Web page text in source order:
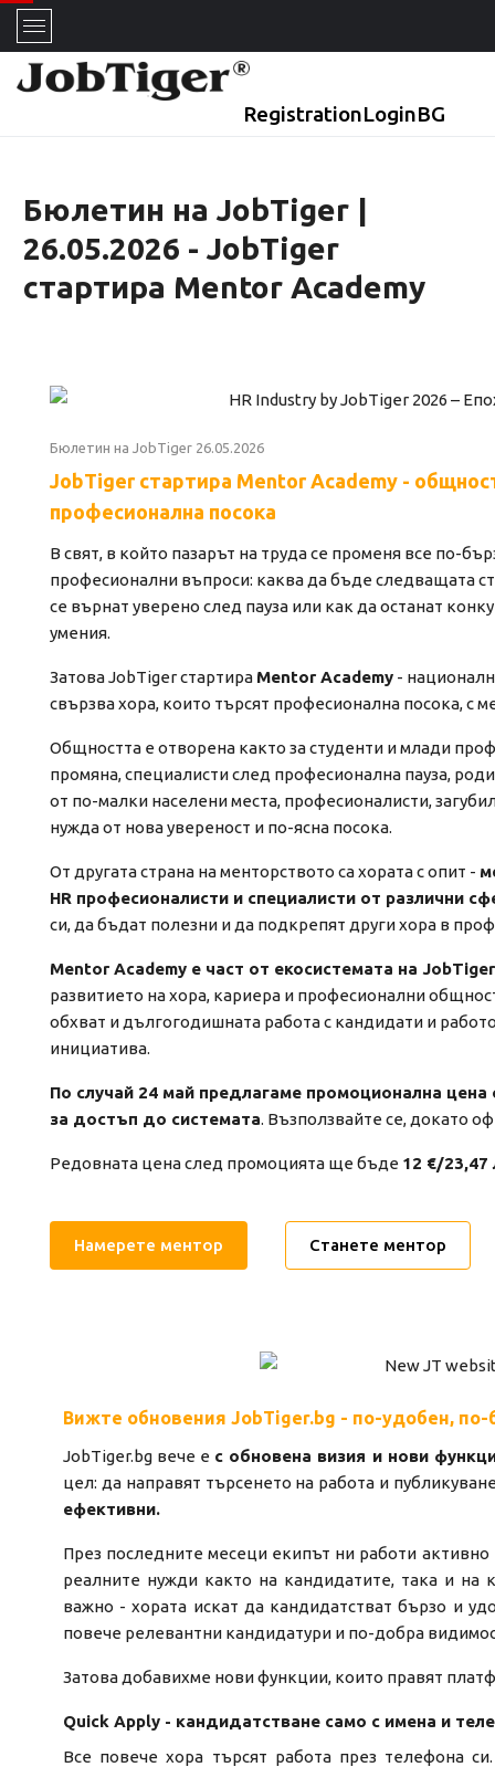
RegistrationLoginBG
Бюлетин на JobTiger |
26.05.2026 - JobTiger
стартира Mentor Academy
Бюлетин на JobTiger 26.05.2026
JobTiger стартира Mentor Academy -
професионална посока
В свят, в който пазарът на труда се променя все по-
професионални въпроси: каква да бъде следващата
се върнат уверено след пауза или как да останат
умения.
Затова JobTiger стартира Mentor Academy -
свързва хора, които търсят професионална посока, с
Общността е отворена както за студенти и млади
промяна, специалисти след професионална пауза,
от по-малки населени места, професионалисти,
нужда от нова увереност и по-ясна посока.
От другата страна на менторството са хората с опит -
HR професионалисти и специалисти от различни
си, да бъдат полезни и да подкрепят други хора в
Mentor Academy е част от екосистемата на JobTiger
развитието на хора, кариера и професионални
обхват и дългогодишната работа с кандидати и
инициатива.
По случай 24 май предлагаме промоционална
за достъп до системата. Възползвайте се, докато
Редовната цена след промоцията ще бъде 12 €/23,47
Намерете ментор Станете ментор
Вижте обновения JobTiger.bg - по-удобен, по-
JobTiger.bg вече е с обновена визия и нови
цел: да направят търсенето на работа и
ефективни.
През последните месеци екипът ни работи
реалните нужди както на кандидатите, така и на
важно - хората искат да кандидатстват бързо и
повече релевантни кандидатури и по-добра
Затова добавихме нови функции, които правят
Quick Apply - кандидатстване само с имена и
Все повече хора търсят работа през телефона